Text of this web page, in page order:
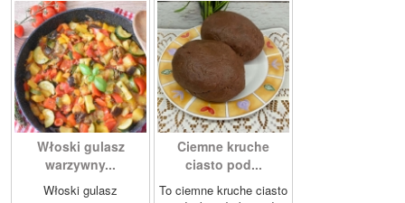
Włoski gulasz
warzywny...
Włoski gulasz
Ciemne kruche
ciasto pod...
To ciemne kruche ciasto